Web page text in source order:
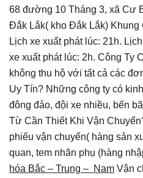
68 đường 10 Tháng 3, xã Cư
Đắk Lắk( kho Đắk Lắk)
Lịch xe xuất phát lúc: 21h.
xe xuất phát lúc: 2h. Công Ty
không thu hộ với tất cả các
Uy Tín? Những công ty có
đông đảo, đội xe nhiều, bến
Từ Cần Thiết Khi Vận
phiếu vận chuyển( hàng sản
quan, tem nhãn phụ (hàng
hóa Bắc – Trung – Nam Vận